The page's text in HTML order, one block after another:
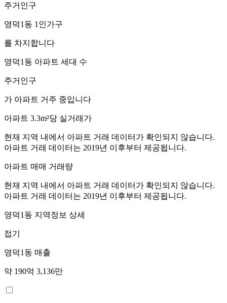
주거인구
영덕1동 1인가구
를 차지합니다
영덕1동 아파트 세대 수
주거인구
가 아파트 거주 중입니다
아파트 3.3m²당 실거래가
현재 지역 내에서 아파트 거래 데이터가 확인되지 않습니다.
아파트 거래 데이터는 2019년 이후부터 제공됩니다.
아파트 매매 거래량
현재 지역 내에서 아파트 거래 데이터가 확인되지 않습니다.
아파트 거래 데이터는 2019년 이후부터 제공됩니다.
영덕1동 지역정보 상세
접기
영덕1동 매출
약 190억 3,136만